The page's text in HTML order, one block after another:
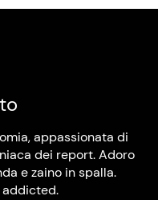
appassionata di
dei report. Adoro
e zaino in spalla.
addicted.